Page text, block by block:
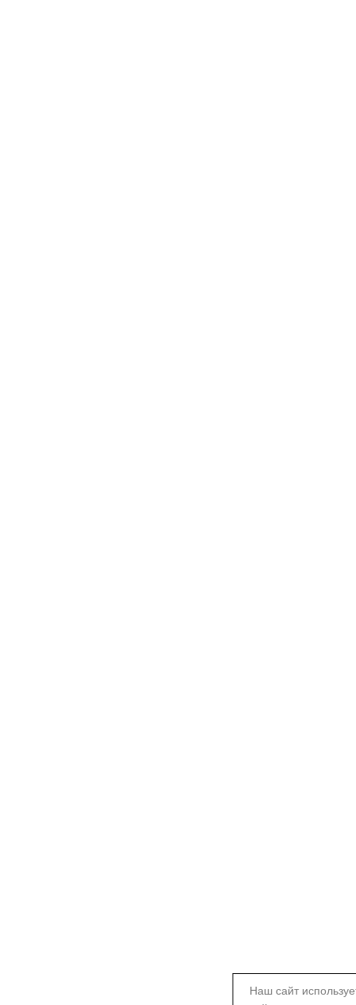
Наш сайт